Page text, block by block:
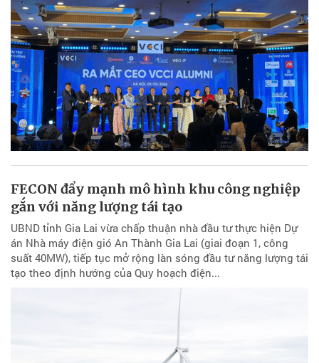
FECON đẩy mạnh mô hình khu công nghiệp
gắn với năng lượng tái tạo
UBND tỉnh Gia Lai vừa chấp thuận nhà đầu tư thực hiện Dự
án Nhà máy điện gió An Thành Gia Lai (giai đoạn 1, công
suất 40MW), tiếp tục mở rộng làn sóng đầu tư năng lượng tái
tạo theo định hướng của Quy hoạch điện...